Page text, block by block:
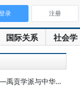
国际关系 社会学
录 注册
与中华民族共同体的